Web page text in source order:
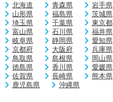
北海道 青森県 岩手県
山形県
福島県 茨城県
埼玉県
千葉県 東京都
富山県
石川県 福井県
岐阜県
静岡県 愛知県
京都府
大阪府 兵庫県
鳥取県
島根県 岡山県
徳島県
香川県 愛媛県
佐賀県
長崎県 熊本県
鹿児島県
沖縄県